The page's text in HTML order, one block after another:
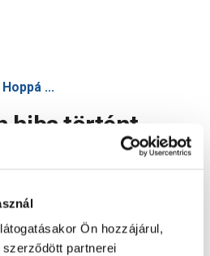
Ön hozzájárul,
partnerei
Hoppá ...
hiba történt
újratöltése